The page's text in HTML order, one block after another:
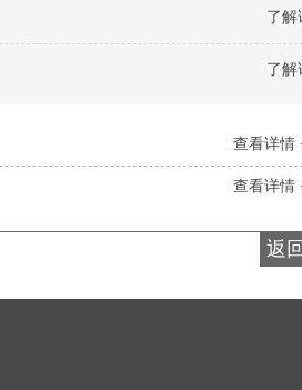
了解
了解
查看详情
查看详情
返